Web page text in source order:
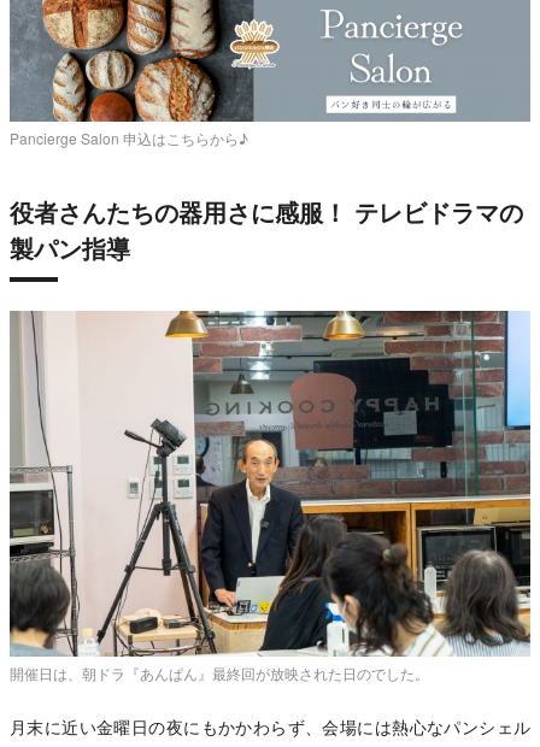
Pancierge Salon 申込はこちらから♪
役者さんたちの器用さに感服！ テレビドラマの
製パン指導
開催日は、朝ドラ『あんぱん』最終回が放映された日のでした。
月末に近い金曜日の夜にもかかわらず、会場には熱心なパンシェル